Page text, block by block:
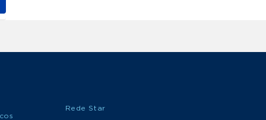
Rede Star